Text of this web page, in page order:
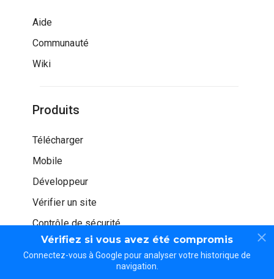
Vérifiez si vous avez été compromis
Connectez-vous à Google pour analyser votre historique de
navigation.
Aide
Communauté
Wiki
Produits
Télécharger
Mobile
Développeur
Vérifier un site
Contrôle de sécurité